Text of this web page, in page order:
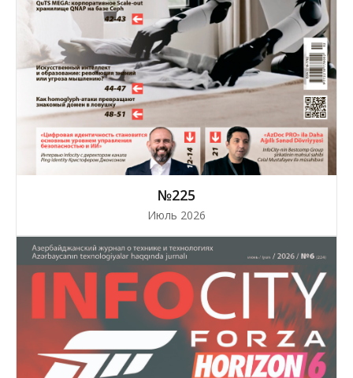
№225
Июль 2026